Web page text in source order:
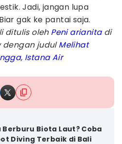
Jadi, jangan lupa
gak ke pantai saja.
ditulis oleh Peni arianitadi
dengan judulMelihat
Istana Air
Berburu Biota Laut? Coba
Diving Terbaik di Bali